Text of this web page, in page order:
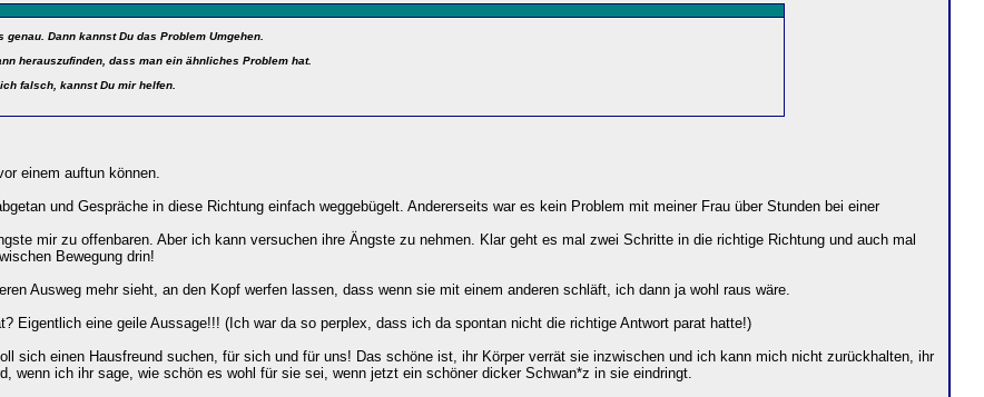
Dann kannst Du das Problem Umgehen.
herauszufinden, dass man ein ähnliches Problem hat.
falsch, kannst Du mir helfen.
einem auftun können.
und Gespräche in diese Richtung einfach weggebügelt. Andererseits war es kein Problem mit meiner Frau über Stunden bei einer
mir zu offenbaren. Aber ich kann versuchen ihre Ängste zu nehmen. Klar geht es mal zwei Schritte in die richtige Richtung und auch mal
Bewegung drin!
Ausweg mehr sieht, an den Kopf werfen lassen, dass wenn sie mit einem anderen schläft, ich dann ja wohl raus wäre.
Eigentlich eine geile Aussage!!! (Ich war da so perplex, dass ich da spontan nicht die richtige Antwort parat hatte!)
sich einen Hausfreund suchen, für sich und für uns! Das schöne ist, ihr Körper verrät sie inzwischen und ich kann mich nicht zurückhalten, ihr
wenn ich ihr sage, wie schön es wohl für sie sei, wenn jetzt ein schöner dicker Schwan*z in sie eindringt.